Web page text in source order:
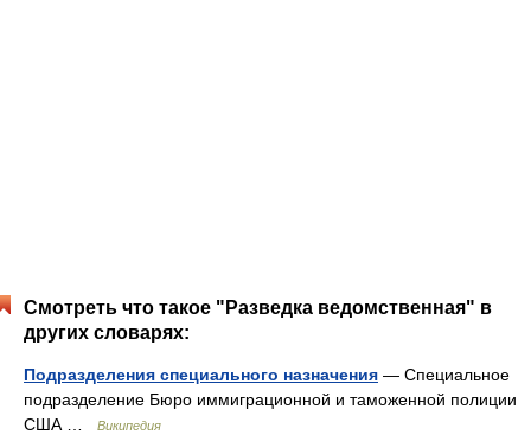
Смотреть что такое "Разведка ведомственная" в
других словарях:
Подразделения специального назначения — Специальное
подразделение Бюро иммиграционной и таможенной полиции
США …
Википедия